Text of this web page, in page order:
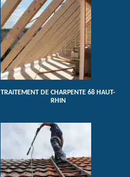
TRAITEMENT DE CHARPENTE 68 HAUT-
RHIN